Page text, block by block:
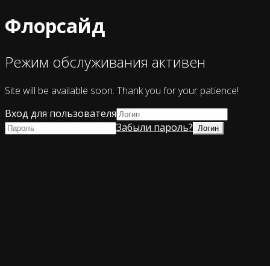
Флорсайд
Режим обслуживания активен
Site will be available soon. Thank you for your patience!
Вход для пользователя
Забыли пароль?